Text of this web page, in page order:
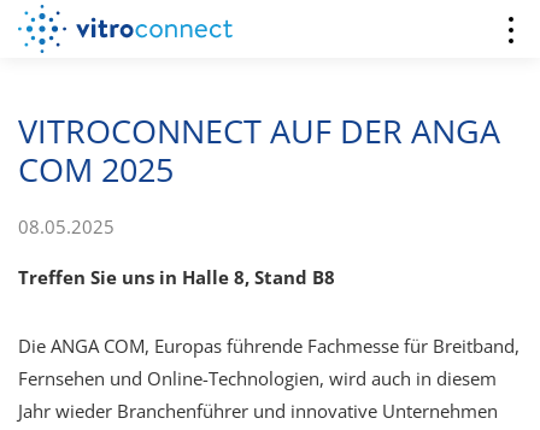
VITROCONNECT AUF DER ANGA
COM 2025
08.05.2025
Treffen Sie uns in Halle 8, Stand B8
Die ANGA COM, Europas führende Fachmesse für Breitband,
Fernsehen und Online-Technologien, wird auch in diesem
Jahr wieder Branchenführer und innovative Unternehmen